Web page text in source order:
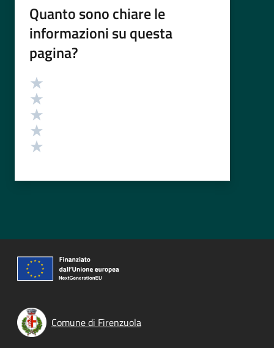
Quanto sono chiare le
informazioni su questa
pagina?
Valutazione
Comune di Firenzuola